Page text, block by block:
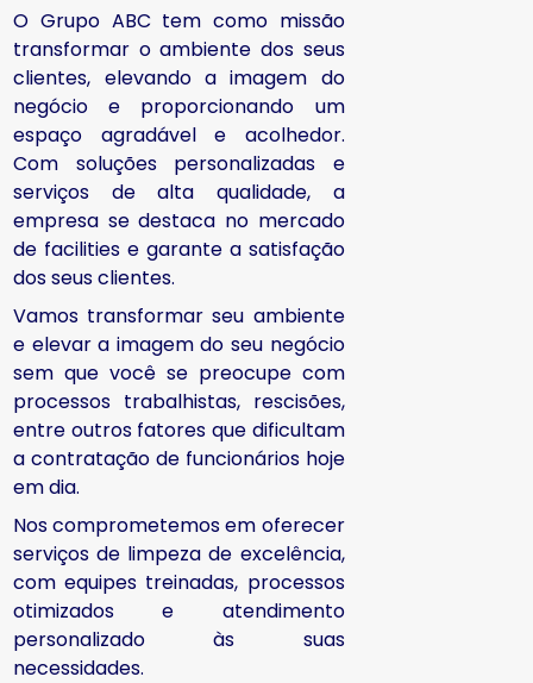
O Grupo ABC tem como missão
transformar o ambiente dos seus
clientes, elevando a imagem do
negócio e proporcionando um
espaço agradável e acolhedor.
Com soluções personalizadas e
serviços de alta qualidade, a
empresa se destaca no mercado
de facilities e garante a satisfação
dos seus clientes.
Vamos transformar seu ambiente
e elevar a imagem do seu negócio
sem que você se preocupe com
processos trabalhistas, rescisões,
entre outros fatores que dificultam
a contratação de funcionários hoje
em dia.
Nos comprometemos em oferecer
serviços de limpeza de excelência,
com equipes treinadas, processos
otimizados e atendimento
personalizado às suas
necessidades.